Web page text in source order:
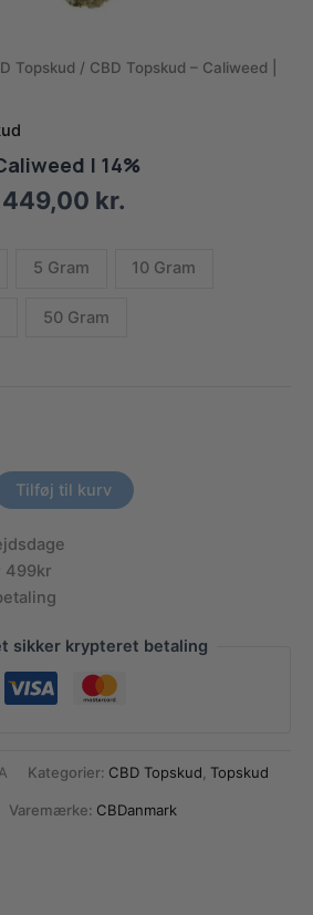
Topskud / CBD Topskud – Caliweed |
| 14%
kr.
2.449,00 kr.
5 Gram 10 Gram
50 Gram
Tilføj til kurv
499kr
sikker krypteret betaling
Kategorier: CBD Topskud Topskud
Varemærke: CBDanmark